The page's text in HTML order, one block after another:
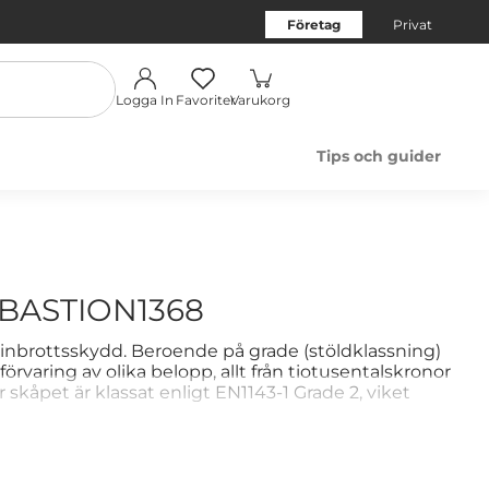
Företag Privat
Logga In FavoriterVarukorg
Tips och guider
Beroende på grade (stöldklassning)
av olika belopp, allt från tiotusentalskronor
är klassat enligt EN1143-1 Grade 2, viket
för säker förvaring av smycken, värdepapper,